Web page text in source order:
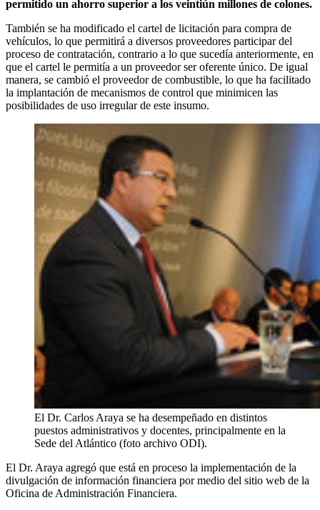
permitido un ahorro superior a los veintiún millones de colones.
También se ha modificado el cartel de licitación para compra de
vehículos, lo que permitirá a diversos proveedores participar del
proceso de contratación, contrario a lo que sucedía anteriormente, en
que el cartel le permitía a un proveedor ser oferente único. De igual
manera, se cambió el proveedor de combustible, lo que ha facilitado
la implantación de mecanismos de control que minimicen las
posibilidades de uso irregular de este insumo.
El Dr. Carlos Araya se ha desempeñado en distintos
puestos administrativos y docentes, principalmente en la
Sede del Atlántico (foto archivo ODI).
El Dr. Araya agregó que está en proceso la implementación de la
divulgación de información financiera por medio del sitio web de la
Oficina de Administración Financiera.